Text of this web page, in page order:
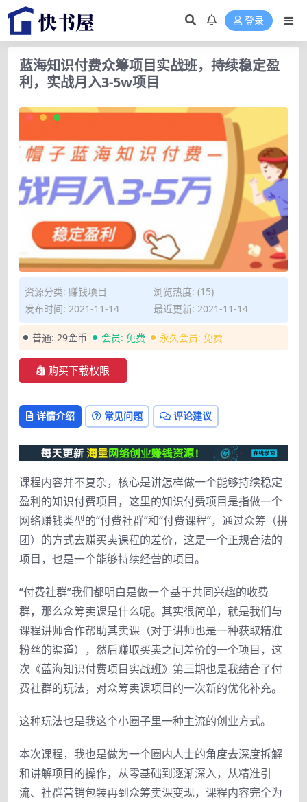
登录
蓝海知识付费众筹项目实战班，持续稳定盈
利，实战月入3-5w项目
资源分类: 赚钱项目
浏览热度: (15)
发布时间: 2021-11-14
最近更新: 2021-11-14
普通: 29金币 会员: 免费 永久会员: 免费
购买下载权限
详情介绍 常见问题 评论建议
课程内容并不复杂，核心是讲怎样做一个能够持续稳定
盈利的知识付费项目，这里的知识付费项目是指做一个
网络赚钱类型的“付费社群”和“付费课程”，通过众筹（拼
团）的方式去赚买卖课程的差价，这是一个正规合法的
项目，也是一个能够持续经营的项目。
“付费社群”我们都明白是做一个基于共同兴趣的收费
群，那么众筹卖课是什么呢。其实很简单，就是我们与
课程讲师合作帮助其卖课（对于讲师也是一种获取精准
粉丝的渠道），然后赚取买卖之间差价的一个项目，这
次《蓝海知识付费项目实战班》第三期也是我结合了付
费社群的玩法，对众筹卖课项目的一次新的优化补充。
这种玩法也是我这个小圈子里一种主流的创业方式。
本次课程，我也是做为一个圈内人士的角度去深度拆解
和讲解项目的操作，从零基础到逐渐深入，从精准引
流、社群营销包装再到众筹卖课变现，课程内容完全为